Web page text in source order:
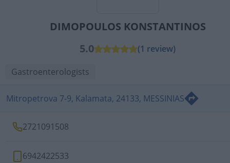
DIMOPOULOS KONSTANTINOS
5.0
(1 review)
Gastroenterologists
Mitropetrova 7-9, Kalamata, 24133, MESSINIAS
2721091508
6942422533